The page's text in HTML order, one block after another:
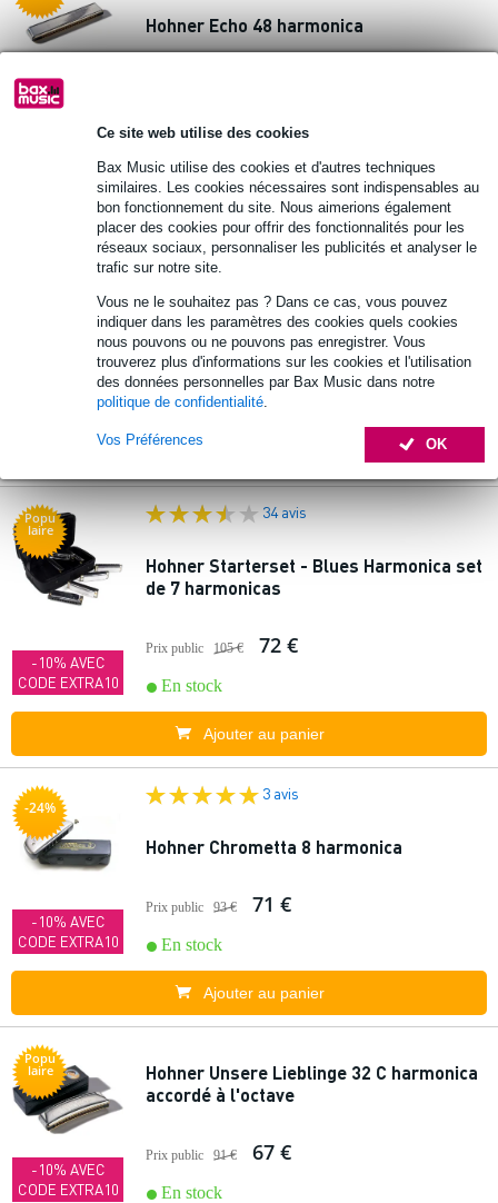
Ce site web utilise des cookies
Bax Music utilise des cookies et d'autres techniques
similaires. Les cookies nécessaires sont indispensables au
bon fonctionnement du site. Nous aimerions également
placer des cookies pour offrir des fonctionnalités pour les
réseaux sociaux, personnaliser les publicités et analyser le
trafic sur notre site.
Vous ne le souhaitez pas ? Dans ce cas, vous pouvez
indiquer dans les paramètres des cookies quels cookies
nous pouvons ou ne pouvons pas enregistrer. Vous
trouverez plus d'informations sur les cookies et l'utilisation
des données personnelles par Bax Music dans notre
politique de confidentialité
OK
Vos Préférences
-10% AVEC
Hohner Echo 48 harmonica
En stock
Ajouter au panier
-10% AVEC
CODE EXTRA10
1 avis
housse
Prix public 89 € 73 €
En stock
Popu
laire
-10% AVEC
CODE EXTRA10
34 avis
Hohner Starterset - Blues Harmonica set
de 7 harmonicas
Prix public 105 € 72 €
En stock
Ajouter au panier
-24%
-10% AVEC
CODE EXTRA10
3 avis
Hohner Chrometta 8 harmonica
Prix public 93 € 71 €
En stock
Ajouter au panier
Popu
laire
-10% AVEC
CODE EXTRA10
Hohner Unsere Lieblinge 32 C harmonica
accordé à l'octave
Prix public 91 € 67 €
En stock